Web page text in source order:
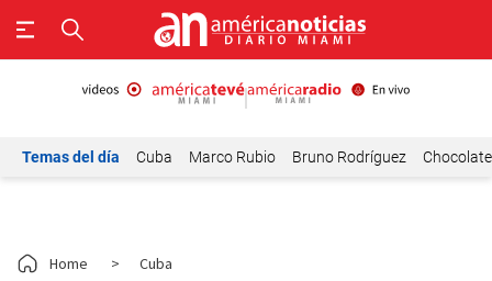
Temas del día Cuba Marco Rubio Bruno Rodríguez
Home > Cuba